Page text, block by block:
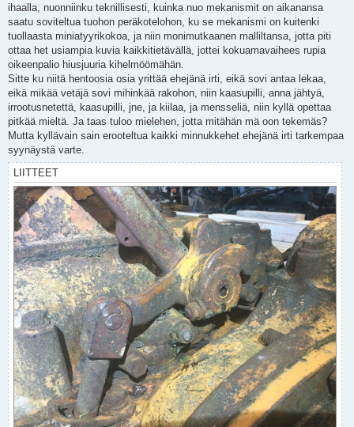
ihaalla, nuonniinku teknillisesti, kuinka nuo mekanismit on aikanansa
saatu soviteltua tuohon peräkotelohon, ku se mekanismi on kuitenki
tuollaasta miniatyyrikokoa, ja niin monimutkaanen malliltansa, jotta piti
ottaa het usiampia kuvia kaikkitietävällä, jottei kokuamavaihees rupia
oikeenpalio hiusjuuria kihelmöömähän.
Sitte ku niitä hentoosia osia yrittää ehejänä irti, eikä sovi antaa lekaa,
eikä mikää vetäjä sovi mihinkää rakohon, niin kaasupilli, anna jähtyä,
irrootusnetettä, kaasupilli, jne, ja kiilaa, ja mensseliä, niin kyllä opettaa
pitkää mieltä. Ja taas tuloo mielehen, jotta mitähän mä oon tekemäs?
Mutta kyllävain sain erooteltua kaikki minnukkehet ehejänä irti tarkempaa
syynäystä varte.
LIITTEET